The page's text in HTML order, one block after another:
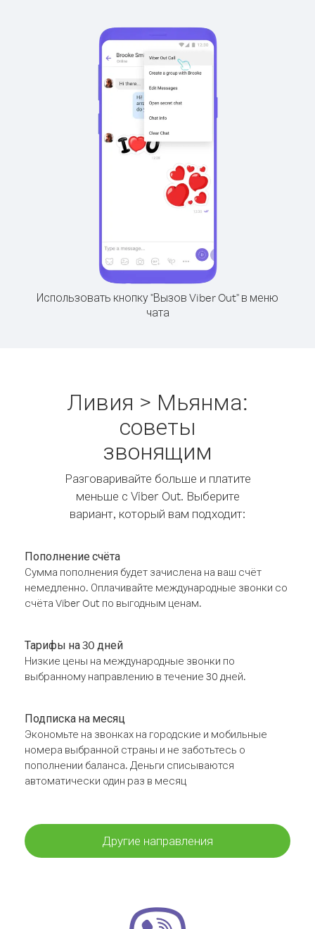
Использовать кнопку "Вызов Viber Out" в меню
чата
Ливия > Мьянма:
советы
звонящим
Разговаривайте больше и платите
меньше с Viber Out. Выберите
вариант, который вам подходит:
Пополнение счёта
Сумма пополнения будет зачислена на ваш счёт
немедленно. Оплачивайте международные звонки со
счёта Viber Out по выгодным ценам.
Тарифы на 30 дней
Низкие цены на международные звонки по
выбранному направлению в течение 30 дней.
Подписка на месяц
Экономьте на звонках на городские и мобильные
номера выбранной страны и не заботьтесь о
пополнении баланса. Деньги списываются
автоматически один раз в месяц
Другие направления